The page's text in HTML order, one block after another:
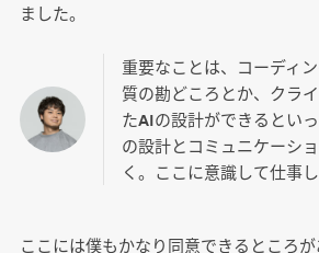
ました。
重要なことは、コーディ
質の勘どころとか、クラ
たAIの設計ができるとい
の設計とコミュニケーシ
く。ここに意識して仕事し
ここには僕もかなり同意できるところ